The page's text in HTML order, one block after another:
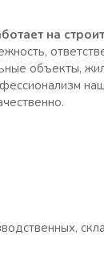
на
объекты,